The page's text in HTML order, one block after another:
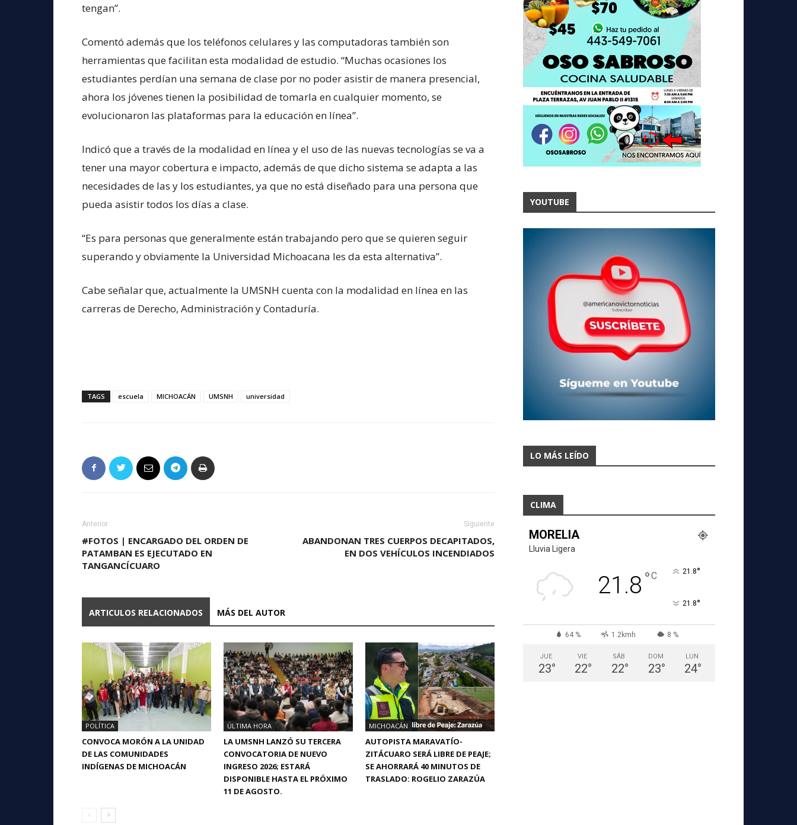
tengan”.
Comentó además que los teléfonos celulares y las computadoras también son
herramientas que facilitan esta modalidad de estudio. “Muchas ocasiones los
estudiantes perdían una semana de clase por no poder asistir de manera presencial,
ahora los jóvenes tienen la posibilidad de tomarla en cualquier momento, se
evolucionaron las plataformas para la educación en línea”.
Indicó que a través de la modalidad en línea y el uso de las nuevas tecnologías se va a
tener una mayor cobertura e impacto, además de que dicho sistema se adapta a las
necesidades de las y los estudiantes, ya que no está diseñado para una persona que
pueda asistir todos los días a clase.
“Es para personas que generalmente están trabajando pero que se quieren seguir
superando y obviamente la Universidad Michoacana les da esta alternativa”.
Cabe señalar que, actualmente la UMSNH cuenta con la modalidad en línea en las
carreras de Derecho, Administración y Contaduría.
TAGS escuela MICHOACÁN UMSNH universidad
Anterior
#FOTOS | ENCARGADO DEL ORDEN DE
PATAMBAN ES EJECUTADO EN
TANGANCÍCUARO
Siguiente
ABANDONAN TRES CUERPOS DECAPITADOS,
EN DOS VEHÍCULOS INCENDIADOS
ARTICULOS RELACIONADOS MÁS DEL AUTOR
POLÍTICA
CONVOCA MORÓN A LA UNIDAD
DE LAS COMUNIDADES
INDÍGENAS DE MICHOACÁN
ÚLTIMA HORA
LA UMSNH LANZÓ SU TERCERA
CONVOCATORIA DE NUEVO
INGRESO 2026; ESTARÁ
DISPONIBLE HASTA EL PRÓXIMO
11 DE AGOSTO.
MICHOACÁN
AUTOPISTA MARAVATÍO-
ZITÁCUARO SERÁ LIBRE DE PEAJE;
SE AHORRARÁ 40 MINUTOS DE
TRASLADO: ROGELIO ZARAZÚA
YOUTUBE
LO MÁS LEÍDO
CLIMA
MORELIA
Lluvia Ligera
21.8 °C 21.8°
21.8°
64 % 1.2kmh 8 %
JUE
23°
VIE
22°
SÁB
22°
DOM
23°
LUN
24°